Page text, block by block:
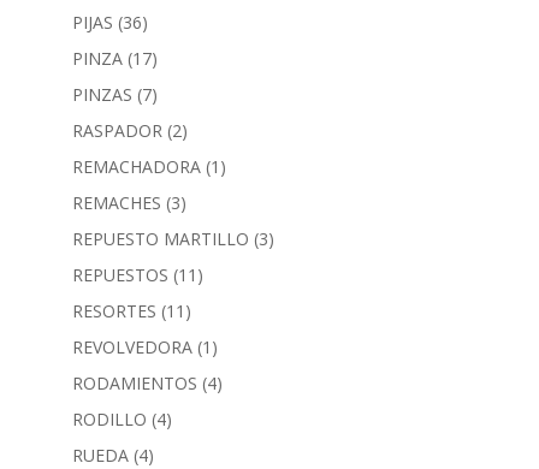
PIJAS (36)
PINZA (17)
PINZAS (7)
RASPADOR (2)
REMACHADORA (1)
REMACHES (3)
REPUESTO MARTILLO (3)
REPUESTOS (11)
RESORTES (11)
REVOLVEDORA (1)
RODAMIENTOS (4)
RODILLO (4)
RUEDA (4)